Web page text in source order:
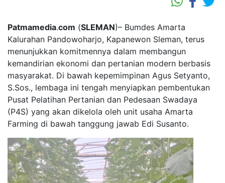
Patmamedia.com (SLEMAN)– Bumdes Amarta
Kalurahan Pandowoharjo, Kapanewon Sleman, terus
menunjukkan komitmennya dalam membangun
kemandirian ekonomi dan pertanian modern berbasis
masyarakat. Di bawah kepemimpinan Agus Setyanto,
S.Sos., lembaga ini tengah menyiapkan pembentukan
Pusat Pelatihan Pertanian dan Pedesaan Swadaya
(P4S) yang akan dikelola oleh unit usaha Amarta
Farming di bawah tanggung jawab Edi Susanto.